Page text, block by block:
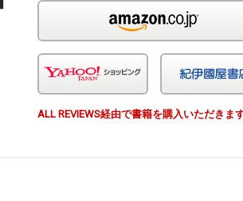
Yahoo!ショッピン
ALL REVIEWS経由で書籍を購入いただきま